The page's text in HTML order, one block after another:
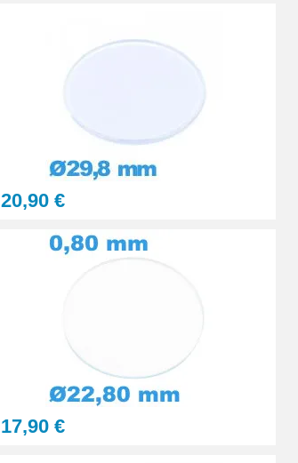
Ajouter au panier
Ajouter au panier
20,90 €
17,90 €